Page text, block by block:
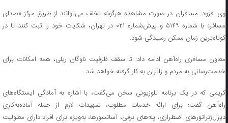
وی افزود: مسافران در صورت مشاهده هرگونه تخلف می‌توانند از طریق مرکز «صدای
مسافر» با شماره ۵۱۴۹ و پیش‌شماره ۰۲۱ در تهران، شکایات خود را ثبت کنند تا در
کوتاه‌ترین زمان ممکن رسیدگی شود.
معاون مسافری راه‌آهن ادامه داد: تا سقف ظرفیت ناوگان ریلی، همه امکانات برای
خدمت‌رسانی به مردم و زائران به کار گرفته خواهد شد.
کریمی که در یک برنامه تلوزیونی سخن می‌گفت، با اشاره به آمادگی ایستگاه‌های
راه‌آهن گفت: برای ارائه خدمات مطلوب، تمهیدات لازم از جمله آماده‌به‌کاری
دیزل‌ژنراتورهای اضطراری، پله‌های برقی، آسانسورها، به‌ویژه برای افراد دارای معلولیت